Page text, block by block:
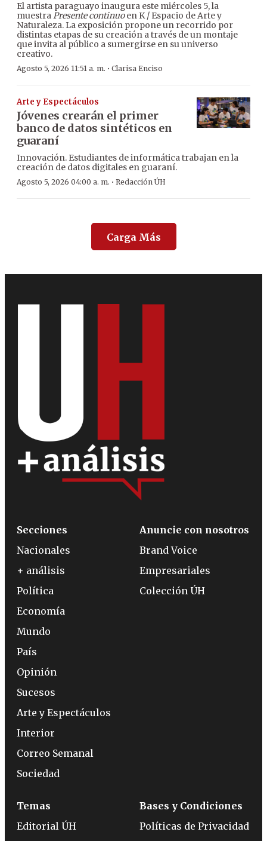
El artista paraguayo inaugura este miércoles 5, la
muestraPresente continuoen K / Espacio de Arte y
Naturaleza. La exposición propone un recorrido por
distintas etapas de su creación a través de un montaje
que invita al público a sumergirse en su universo
creativo.
Agosto 5, 2026 11:51 a. m. · Clarisa Enciso
Arte y Espectáculos
Jóvenes crearán el primer
banco de datos sintéticos en
guaraní
Innovación. Estudiantes de informática trabajan en la
creación de datos digitales en guaraní.
Agosto 5, 2026 04:00 a. m. · Redacción ÚH
Carga Más
Secciones
Nacionales
+ análisis
Política
Economía
Mundo
País
Opinión
Sucesos
Arte y Espectáculos
Interior
Correo Semanal
Sociedad
Anuncie con nosotros
Brand Voice
Empresariales
Colección ÚH
Temas
Editorial ÚH
Bases y Condiciones
Políticas de Privacidad